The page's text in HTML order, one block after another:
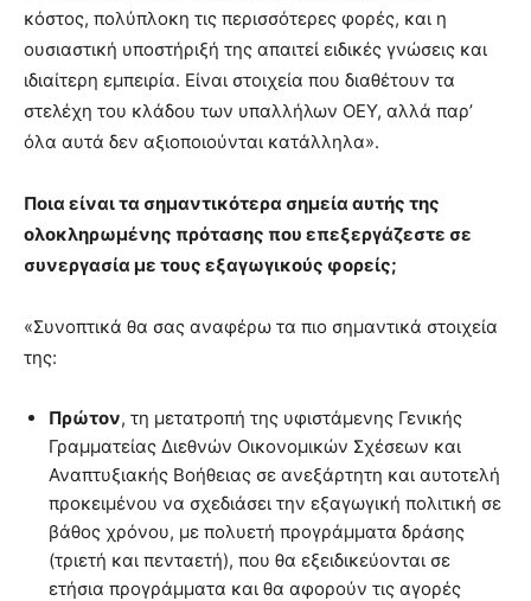
κόστος, πολύπλοκη τις περισσότερες φορές, και η
ουσιαστική υποστήριξή της απαιτεί ειδικές γνώσεις και
ιδιαίτερη εμπειρία. Είναι στοιχεία που διαθέτουν τα
στελέχη του κλάδου των υπαλλήλων ΟΕΥ, αλλά παρ’
όλα αυτά δεν αξιοποιούνται κατάλληλα».
Ποια είναι τα σημαντικότερα σημεία αυτής της
ολοκληρωμένης πρότασης που επεξεργάζεστε σε
συνεργασία με τους εξαγωγικούς φορείς;
«Συνοπτικά θα σας αναφέρω τα πιο σημαντικά στοιχεία
της:
Πρώτον, τη μετατροπή της υφιστάμενης Γενικής
Γραμματείας Διεθνών Οικονομικών Σχέσεων και
Αναπτυξιακής Βοήθειας σε ανεξάρτητη και αυτοτελή
προκειμένου να σχεδιάσει την εξαγωγική πολιτική σε
βάθος χρόνου, με πολυετή προγράμματα δράσης
(τριετή και πενταετή), που θα εξειδικεύονται σε
ετήσια προγράμματα και θα αφορούν τις αγορές